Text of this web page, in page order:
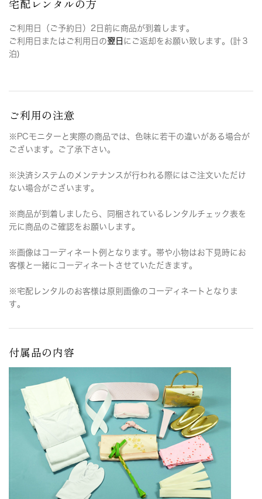
宅配レンタルの方
ご利用日（ご予約日）2日前に商品が到着します。
ご利用日またはご利用日の翌日 にご返却をお願い致します。(計３
泊)
ご利用の注意
※PCモニターと実際の商品では、色味に若干の違いがある場合が
ございます。ご了承下さい。
※決済システムのメンテナンスが行われる際にはご注文いただけ
ない場合がございます。
※商品が到着しましたら、同梱されているレンタルチェック表を
元に商品のご確認をお願いします。
※画像はコーディネート例となります。帯や小物はお下見時にお
客様と一緒にコーディネートさせていただきます。
※宅配レンタルのお客様は原則画像のコーディネートとなりま
す。
付属品の内容